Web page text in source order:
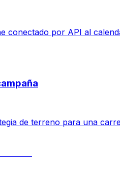
conectado por API al
de terreno para una